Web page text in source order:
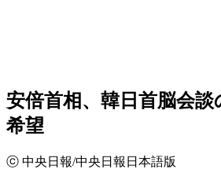
安倍首相、韓日首脳会談
希望
ⓒ 中央日報/中央日報日本語版